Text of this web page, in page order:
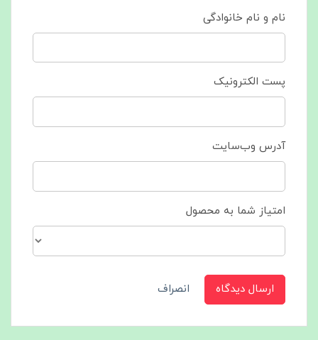
نام و نام خانوادگی
پست الکترونیک
آدرس وب‌سایت
امتیاز شما به محصول
ارسال دیدگاه انصراف